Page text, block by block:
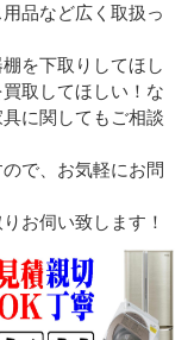
品など広く取扱っ
を下取りしてほし
取してほしい！な
に関してもご相談
で、お気軽にお問
お伺い致します！